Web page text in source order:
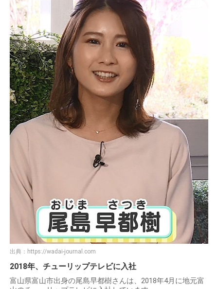
出典： https://wadai-journal.com
2018年、チューリップテレビに入社
富山県富山市出身の尾島早都樹さんは、2018年4月に地元富